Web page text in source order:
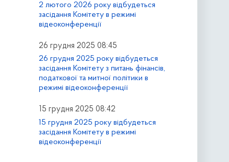
2 лютого 2026 року відбудеться
засідання Комітету в режимі
відеоконференції
26 грудня 2025 08:45
26 грудня 2025 року відбудеться
засідання Комітету з питань фінансів,
податкової та митної політики в
режимі відеоконференції
15 грудня 2025 08:42
15 грудня 2025 року відбудеться
засідання Комітету в режимі
відеоконференції